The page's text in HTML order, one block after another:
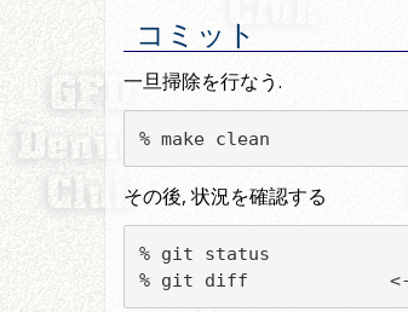
コミット
一旦掃除を行なう.
% make clean
その後, 状況を確認する
% git status
% git diff             <--- 必